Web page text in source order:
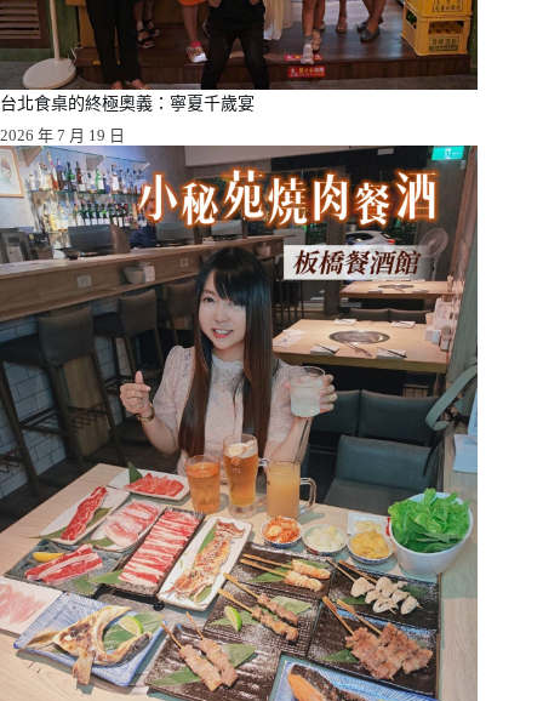
台北食桌的終極奧義：寧夏千歲宴
2026 年 7 月 19 日